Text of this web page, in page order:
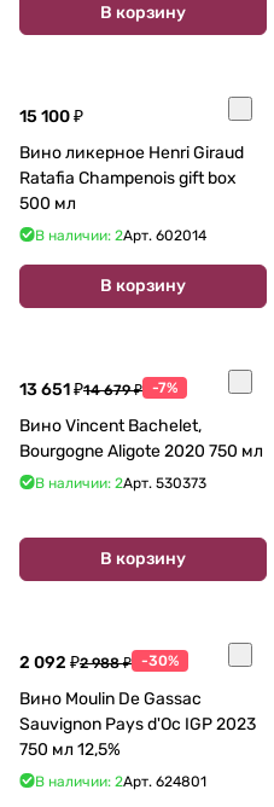
В корзину
15 100 ₽
Вино ликерное Henri Giraud
Ratafia Champenois gift box
500 мл
В наличии: 2Арт. 602014
В корзину
13 651 ₽14 679 ₽ -7%
Вино Vincent Bachelet,
Bourgogne Aligote 2020 750 мл
В наличии: 2Арт. 530373
В корзину
2 092 ₽2 988 ₽ -30%
Вино Moulin De Gassac
Sauvignon Pays d'Oc IGP 2023
750 мл 12,5%
В наличии: 2Арт. 624801